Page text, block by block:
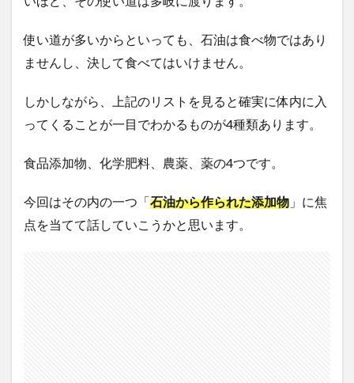
使い道が多いからといっても、石油は食べ物ではあり
ませんし、決して食べてはいけません。
しかしながら、上記のリストを見ると確実に体内に入
ってくること が一目でわかるものが4種類あります。
食品添加物、化学肥料、農薬、薬の4つです。
今回はその内の一つ「石油から作られた添加物 」に焦
点を当てて話していこうかと思います。